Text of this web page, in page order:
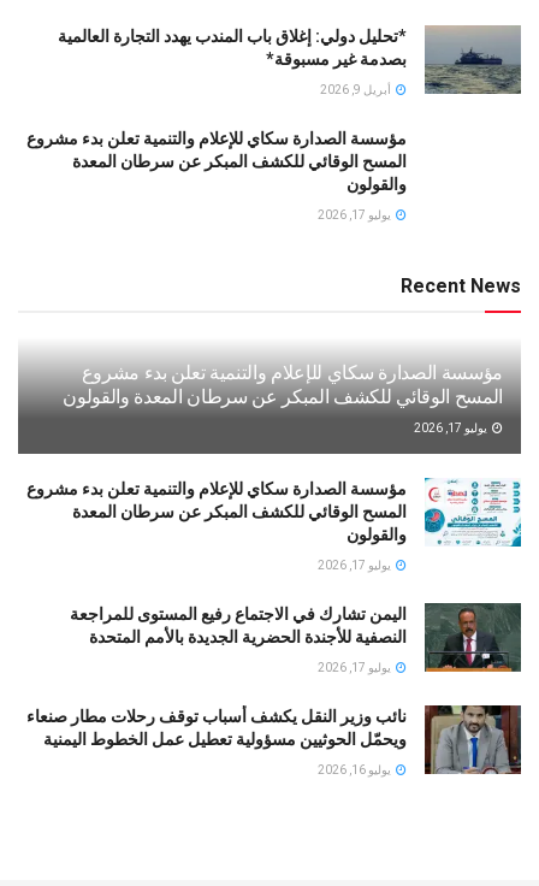
*تحليل دولي: إغلاق باب المندب يهدد التجارة العالمية
بصدمة غير مسبوقة*
أبريل 9, 2026
مؤسسة الصدارة سكاي للإعلام والتنمية تعلن بدء مشروع
المسح الوقائي للكشف المبكر عن سرطان المعدة
والقولون
يوليو 17, 2026
Recent News
مؤسسة الصدارة سكاي للإعلام والتنمية تعلن بدء مشروع
المسح الوقائي للكشف المبكر عن سرطان المعدة والقولون
يوليو 17, 2026
مؤسسة الصدارة سكاي للإعلام والتنمية تعلن بدء مشروع
المسح الوقائي للكشف المبكر عن سرطان المعدة
والقولون
يوليو 17, 2026
اليمن تشارك في الاجتماع رفيع المستوى للمراجعة
النصفية للأجندة الحضرية الجديدة بالأمم المتحدة
يوليو 17, 2026
نائب وزير النقل يكشف أسباب توقف رحلات مطار صنعاء
ويحمّل الحوثيين مسؤولية تعطيل عمل الخطوط اليمنية
يوليو 16, 2026